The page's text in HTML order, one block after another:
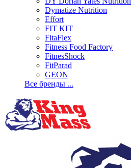
Dymatize Nutrition
Effort
FIT KIT
FitaFlex
Fitness Food Factory
FitnesShock
FitParad
GEON
Все бренды ...